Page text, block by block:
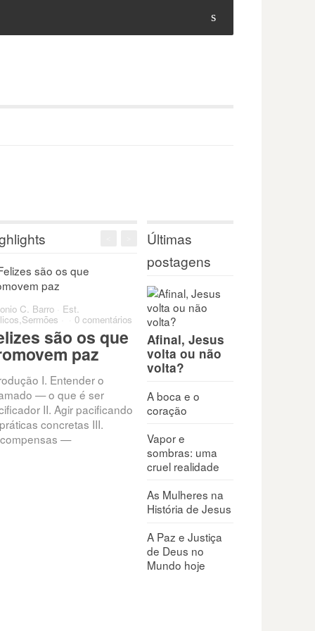
s
C. Barro Est.
,Sermões 0 comentários
são os que
paz
I. Entender o
— o que é ser
II. Agir pacificando
concretas III.
—
Últimas
postagens
Afinal, Jesus
volta ou não
volta?
A boca e o
coração
Vapor e
sombras: uma
cruel realidade
As Mulheres na
História de Jesus
A Paz e Justiça
de Deus no
Mundo hoje